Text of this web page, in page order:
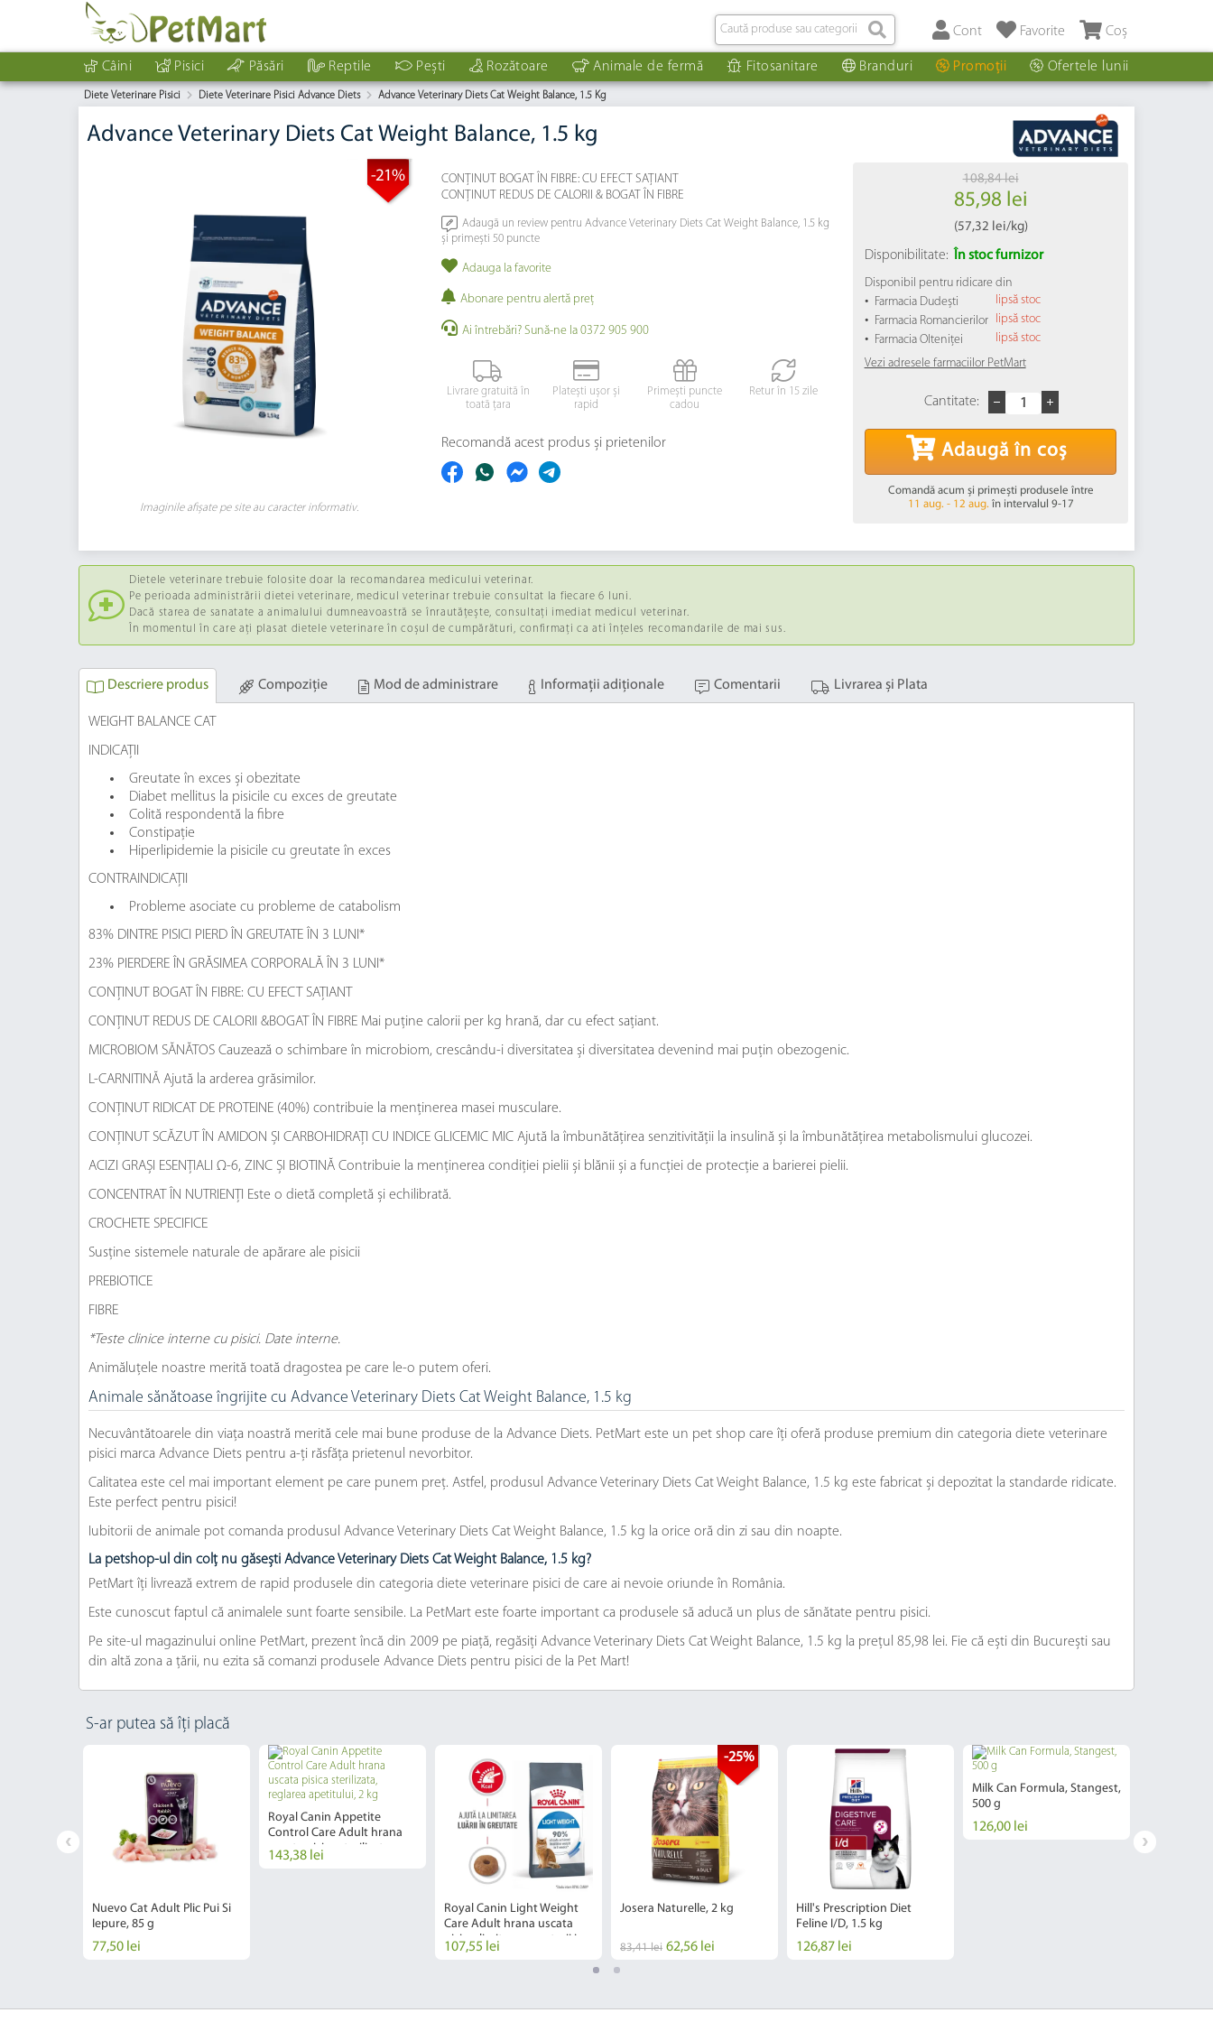
Coș
Favorite
Cont
Câini Pisici Păsări Reptile Pești Rozătoare Animale de fermă Fitosanitare Branduri Promoții Ofertele lunii
Diete Veterinare Pisici Diete Veterinare Pisici Advance Diets Advance Veterinary Diets Cat Weight Balance, 1.5 Kg
Advance Veterinary Diets Cat Weight Balance, 1.5 kg
-21%
Imaginile afișate pe site au caracter informativ.
108,84 lei
85,98 lei
(57,32 lei/kg)
Disponibilitate: În stoc furnizor
Disponibil pentru ridicare din
• Farmacia Dudești lipsă stoc
• Farmacia Romancierilor lipsă stoc
• Farmacia Olteniței
lipsă stoc
Vezi adresele farmaciilor PetMart
Cantitate:
Adaugă în coș
Comandă acum și primești produsele între
11 aug. - 12 aug.în intervalul 9-17
CONȚINUT BOGAT ÎN FIBRE: CU EFECT SAȚIANT
CONȚINUT REDUS DE CALORII & BOGAT ÎN FIBRE
Adaugă un review pentru Advance Veterinary Diets Cat Weight Balance, 1.5 kg
și primești 50 puncte
Adauga la favorite
Abonare pentru alertă preţ
Ai întrebări? Sună-ne la 0372 905 900
Livrare gratuită în
toată țara
Platești ușor și
rapid
Primești puncte
cadou
Retur în 15 zile
Recomandă acest produs și prietenilor
Dietele veterinare trebuie folosite doar la recomandarea medicului veterinar.
Pe perioada administrării dietei veterinare, medicul veterinar trebuie consultat la fiecare 6 luni.
Dacă starea de sanatate a animalului dumneavoastră se înrautățește, consultați imediat medicul veterinar.
În momentul în care ați plasat dietele veterinare în coșul de cumpărături, confirmați ca ati înțeles recomandarile de mai sus.
Descriere produs Compoziție Mod de administrare Informaţii adiţionale Comentarii Livrarea și Plata
WEIGHT BALANCE CAT
INDICAȚII
Greutate în exces și obezitate
Diabet mellitus la pisicile cu exces de greutate
Colită respondentă la fibre
Constipație
Hiperlipidemie la pisicile cu greutate în exces
CONTRAINDICAȚII
Probleme asociate cu probleme de catabolism
83% DINTRE PISICI PIERD ÎN GREUTATE ÎN 3 LUNI*
23% PIERDERE ÎN GRĂSIMEA CORPORALĂ ÎN 3 LUNI*
CONȚINUT BOGAT ÎN FIBRE: CU EFECT SAȚIANT
CONȚINUT REDUS DE CALORII &BOGAT ÎN FIBRE Mai puține calorii per kg hrană, dar cu efect sațiant.
MICROBIOM SĂNĂTOS Cauzează o schimbare în microbiom, crescându-i diversitatea și diversitatea devenind mai puțin obezogenic.
L-CARNITINĂ Ajută la arderea grăsimilor.
CONȚINUT RIDICAT DE PROTEINE (40%) contribuie la menținerea masei musculare.
CONȚINUT SCĂZUT ÎN AMIDON ȘI CARBOHIDRAȚI CU INDICE GLICEMIC MIC Ajută la îmbunătățirea senzitivității la insulină și la îmbunătățirea metabolismului glucozei.
ACIZI GRAȘI ESENȚIALI Ω-6, ZINC ȘI BIOTINĂ Contribuie la menținerea condiției pielii și blănii și a funcției de protecție a barierei pielii.
CONCENTRAT ÎN NUTRIENȚI Este o dietă completă și echilibrată.
CROCHETE SPECIFICE
Susține sistemele naturale de apărare ale pisicii
PREBIOTICE
FIBRE
*Teste clinice interne cu pisici. Date interne.
Animăluțele noastre merită toată dragostea pe care le-o putem oferi.
Animale sănătoase îngrijite cu Advance Veterinary Diets Cat Weight Balance, 1.5 kg
Necuvântătoarele din viața noastră merită cele mai bune produse de la Advance Diets. PetMart este un pet shop care îți oferă produse premium din categoria diete veterinare
pisici marca Advance Diets pentru a-ți răsfăța prietenul nevorbitor.
Calitatea este cel mai important element pe care punem preț. Astfel, produsul Advance Veterinary Diets Cat Weight Balance, 1.5 kg este fabricat și depozitat la standarde ridicate.
Este perfect pentru pisici!
Iubitorii de animale pot comanda produsul Advance Veterinary Diets Cat Weight Balance, 1.5 kg la orice oră din zi sau din noapte.
La petshop-ul din colț nu găsești Advance Veterinary Diets Cat Weight Balance, 1.5 kg?
PetMart îți livrează extrem de rapid produsele din categoria diete veterinare pisici de care ai nevoie oriunde în România.
Este cunoscut faptul că animalele sunt foarte sensibile. La PetMart este foarte important ca produsele să aducă un plus de sănătate pentru pisici.
Pe site-ul magazinului online PetMart, prezent încă din 2009 pe piață, regăsiți Advance Veterinary Diets Cat Weight Balance, 1.5 kg la prețul 85,98 lei. Fie că ești din București sau
din altă zona a țării, nu ezita să comanzi produsele Advance Diets pentru pisici de la Pet Mart!
S-ar putea să îți placă
Nuevo Cat Adult Plic Pui Si
Iepure, 85 g
77,50 lei
Royal Canin Appetite
Control Care Adult hrana
uscata pisica sterilizata,
reglarea apetitului, 2 kg
143,38 lei
Royal Canin Light Weight
Care Adult hrana uscata
pisica, limitarea cresterii in
greutate, 1.5 kg
107,55 lei
-25%
Josera Naturelle, 2 kg
83,41 lei 62,56 lei
Hill's Prescription Diet
Feline I/D, 1.5 kg
126,87 lei
Milk Can Formula, Stangest,
500 g
126,00 lei